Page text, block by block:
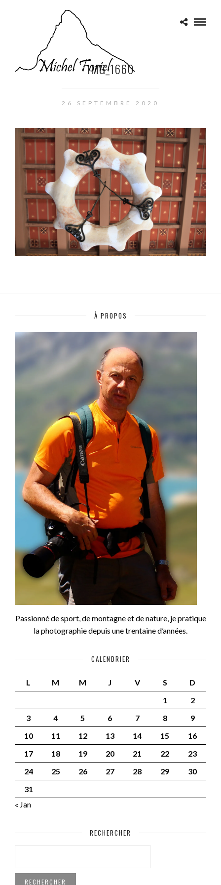
IMG_1660
26 SEPTEMBRE 2020
À PROPOS
Passionné de sport, de montagne et de nature, je pratique
la photographie depuis une trentaine d’années.
CALENDRIER
L M M J V S
D
1
2
3
4 5 6 7 8
9
10
11 12 13 14 15
16
17
18 19 20 21 22
23
24
25 26 27 28 29
30
31
« Jan
RECHERCHER